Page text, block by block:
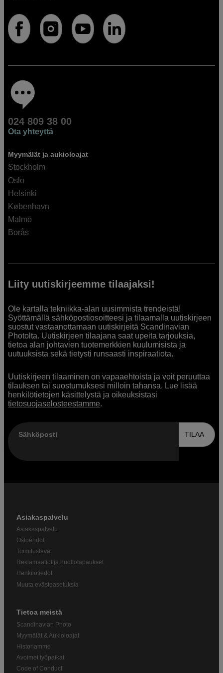
024 809 38 00
Ota yhteyttä
Myymälät ja aukioloajat
Stockholm
Oslo
Helsinki
København
Malmö
Borås
Liity uutiskirjeemme tilaajaksi!
Ole kartalla tekniikka-alan uusimmista trendeistä!
Syöttämällä sähköpostiosoitteesi ja tilaamalla uutiskirjeen
suostut vastaanottamaan uutiskirjeitä Scandinavian
Photolta. Uutiskirjeen tilaajana saat upeita tarjouksia,
tietoa alan johtavien tuotemerkkien kuulumisista ja
uutuuksista sekä tietysti runsaasti inspiraatiota.
Uutiskirjeen tilaaminen on vapaaehtoista ja voit peruuttaa
tilauksen tai suostumuksesi milloin tahansa. Lue lisää
henkilötietojen käsittelystä ja oikeuksistasi
tietosuojaselosteestamme.
Sähköposti TILAA
Asiakaspalvelu
Asiakaspalvelu
Ostoehdot
Toimitustavat
Reklamaatiot ja huoltotapaukset
Henkilötiedot
Muuta evästeasetuksia
Tietoa meistä
Scandinavian Photo
Myymälät & Aukioloajat
Historiamme
Avoimet työpaikat
Code of Conduct